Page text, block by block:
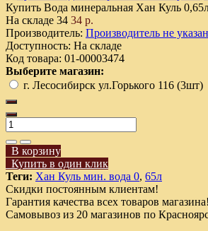
Купить Вода минеральная Хан Куль
На складе 34 34 р.
Производитель: Производитель не указан
Доступность: На складе
Код товара: 01-00003474
Выберите магазин:
г. Лесосибирск ул.Горького 116 (3шт)
В корзину
Купить в один клик
Теги: Хан Куль мин. вода 0, 65л
Скидки постоянным клиентам!
Гарантия качества всех товаров магазина!
Самовывоз из 20 магазинов по